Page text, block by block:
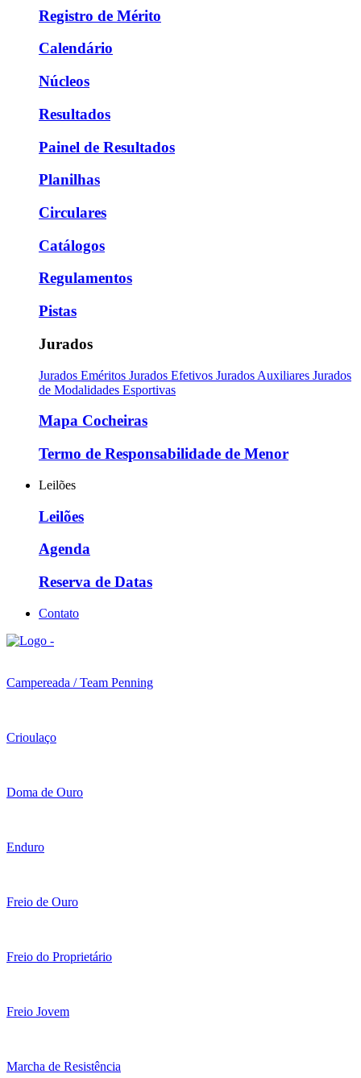
Registro de Mérito
Calendário
Núcleos
Resultados
Painel de Resultados
Planilhas
Circulares
Catálogos
Regulamentos
Pistas
Jurados
Jurados Eméritos Jurados Efetivos Jurados Auxiliares Jurados
de Modalidades Esportivas
Mapa Cocheiras
Termo de Responsabilidade de Menor
Leilões
Leilões
Agenda
Reserva de Datas
Contato
Campereada / Team Penning
Crioulaço
Doma de Ouro
Enduro
Freio de Ouro
Freio do Proprietário
Freio Jovem
Marcha de Resistência